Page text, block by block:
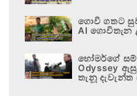
ගොවි ගතට
AI
හෝමර්ගේ
Odyssey
තැනූ